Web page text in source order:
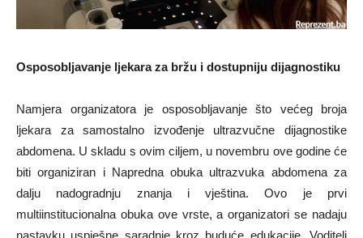
Osposobljavanje ljekara za bržu i dostupniju dijagnostiku
Namjera organizatora je osposobljavanje što većeg broja
ljekara za samostalno izvođenje ultrazvučne dijagnostike
abdomena. U skladu s ovim ciljem, u novembru ove godine će
biti organiziran i Napredna obuka ultrazvuka abdomena za
dalju nadogradnju znanja i vještina. Ovo je prvi
multiinstitucionalna obuka ove vrste, a organizatori se nadaju
nastavku uspješne saradnje kroz buduće edukacije. Voditelj